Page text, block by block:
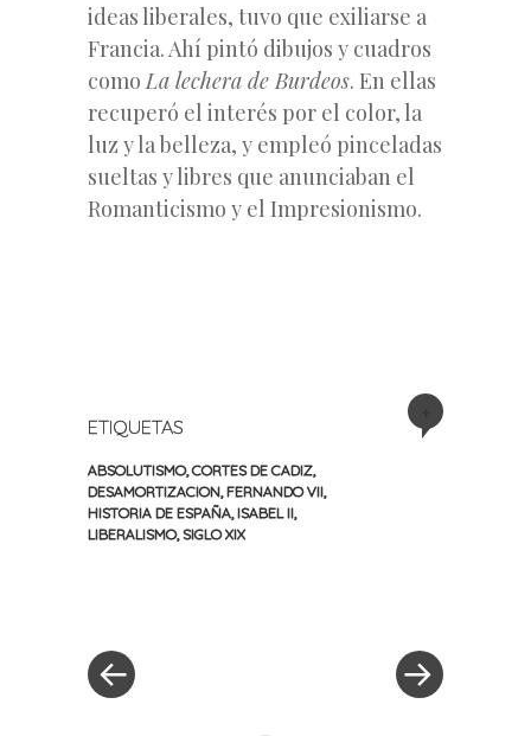
ideas liberales, tuvo que exiliarse a
Francia. Ahí pintó dibujos y cuadros
comoLa lechera de Burdeos. En ellas
recuperó el interés por el color, la
luz y la belleza, y empleó pinceladas
sueltas y libres que anunciaban el
Romanticismo y el Impresionismo.
ETIQUETAS
ABSOLUTISMO,CORTES DE CADIZ
DESAMORTIZACION FERNANDO VII
HISTORIA DE ESPAÑA ISABEL II
LIBERALISMO, SIGLO XIX
entradas